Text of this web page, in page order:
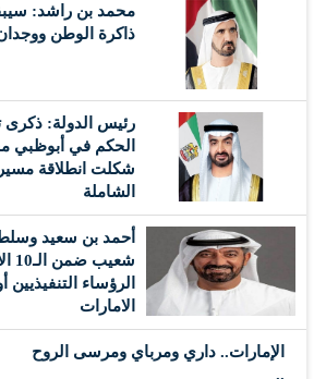
محمد بن راشد:
ذاكرة الوطن
رئيس الدولة: ذكرى
الحكم في أبوظبي
شكلت انطلاقة
الشاملة
أحمد بن سعيد
الرؤساء
الامارات
الإمارات.. داري ومرباي ومرسى الروح
..